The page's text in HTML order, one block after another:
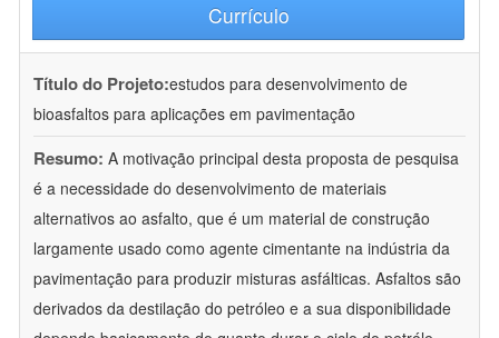
Currículo
Título do Projeto:estudos para desenvolvimento de
bioasfaltos para aplicações em pavimentação
Resumo: A motivação principal desta proposta de pesquisa
é a necessidade do desenvolvimento de materiais
alternativos ao asfalto, que é um material de construção
largamente usado como agente cimentante na indústria da
pavimentação para produzir misturas asfálticas. Asfaltos são
derivados da destilação do petróleo e a sua disponibilidade